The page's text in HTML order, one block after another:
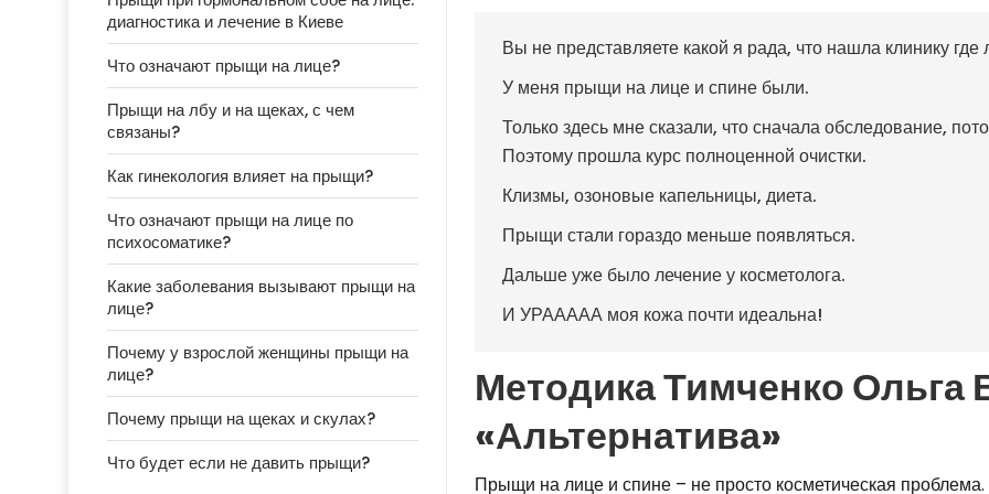
Вы не представляете какой я рада, что нашла клинику
У меня прыщи на лице и спине были.
Только здесь мне сказали, что сначала обследование,
Поэтому прошла курс полноценной очистки.
Клизмы, озоновые капельницы, диета.
Прыщи стали гораздо меньше появляться.
Дальше уже было лечение у косметолога.
И УРААААА моя кожа почти идеальна!
Методика Тимченко
«Альтернатива»
Прыщи на лице и спине – не просто косметическая
диагностика и лечение в Киеве
Что означают прыщи на лице?
Прыщи на лбу и на щеках, с чем
связаны?
Как гинекология влияет на прыщи?
Что означают прыщи на лице по
психосоматике?
Какие заболевания вызывают прыщи на
лице?
Почему у взрослой женщины прыщи на
лице?
Почему прыщи на щеках и скулах?
Что будет если не давить прыщи?